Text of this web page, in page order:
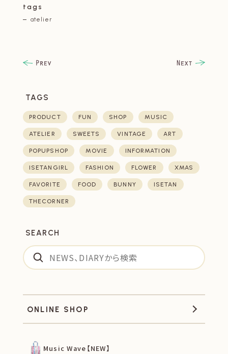
tags
atelier
TAGS
PRODUCT FUN SHOP MUSIC
ATELIER SWEETS VINTAGE ART
POPUPSHOP MOVIE INFORMATION
ISETANGIRL FASHION FLOWER XMAS
FAVORITE FOOD BUNNY ISETAN
THECORNER
SEARCH
ONLINE SHOP
Music Wave【NEW】